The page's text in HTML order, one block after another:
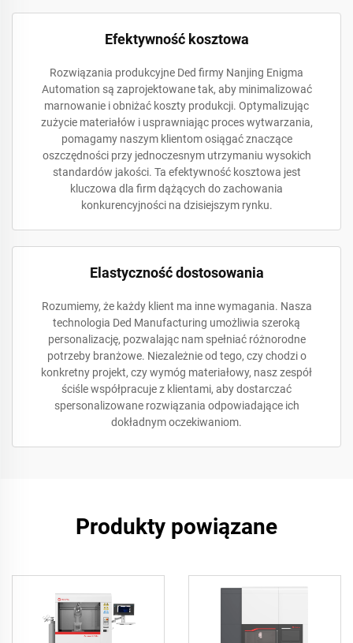
Efektywność kosztowa
Rozwiązania produkcyjne Ded firmy Nanjing Enigma
Automation są zaprojektowane tak, aby minimalizować
marnowanie i obniżać koszty produkcji. Optymalizując
zużycie materiałów i usprawniając proces wytwarzania,
pomagamy naszym klientom osiągać znaczące
oszczędności przy jednoczesnym utrzymaniu wysokich
standardów jakości. Ta efektywność kosztowa jest
kluczowa dla firm dążących do zachowania
konkurencyjności na dzisiejszym rynku.
Elastyczność dostosowania
Rozumiemy, że każdy klient ma inne wymagania. Nasza
technologia Ded Manufacturing umożliwia szeroką
personalizację, pozwalając nam spełniać różnorodne
potrzeby branżowe. Niezależnie od tego, czy chodzi o
konkretny projekt, czy wymóg materiałowy, nasz zespół
ściśle współpracuje z klientami, aby dostarczać
spersonalizowane rozwiązania odpowiadające ich
dokładnym oczekiwaniom.
Produkty powiązane